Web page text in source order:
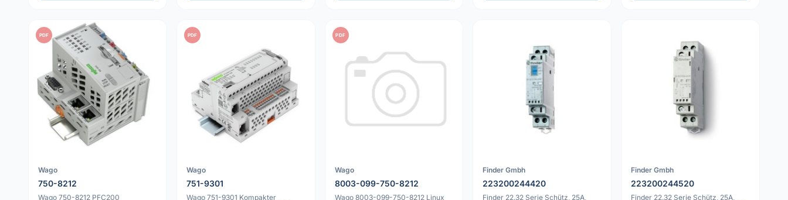
PDF
Wago
750-8212
Wago 750-8212 PFC200
PDF
Wago
751-9301
Wago 751-9301 Kompakter
PDF
Wago
8003-099-750-8212
Wago 8003-099-750-8212 Linux
Finder Gmbh
223200244420
Finder 22.32 Serie Schütz, 25A,
Finder Gmbh
223200244520
Finder 22.32 Serie Schütz, 25A,